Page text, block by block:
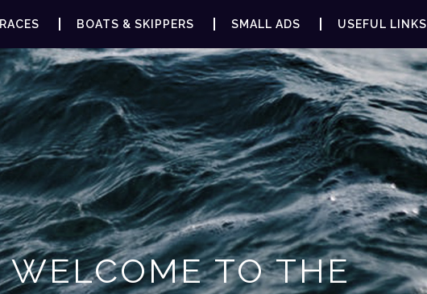
RACES BOATS & SKIPPERS SMALL ADS USEFUL LINKS
WELCOME TO THE